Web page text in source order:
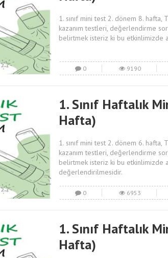
1. sınıf mini test 2. dönem 8. hafta,
kazanım testleri, değerlendirme
belirtmek isteriz ki bu etkinlimizde
0 9190
1. Sınıf Haftalık
Hafta)
1. sınıf mini test 2. dönem 6. hafta,
kazanım testleri, değerlendirme
belirtmek isteriz ki bu etkinlimizde
değerlendirilmesidir.
0 6953
1. Sınıf Haftalık
Hafta)